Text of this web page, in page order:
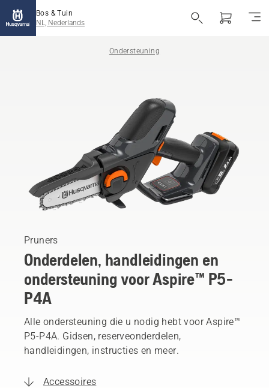
Bos & Tuin
NL, Nederlands
Ondersteuning
Pruners
Onderdelen, handleidingen en
ondersteuning voor Aspire™ P5-
P4A
Alle ondersteuning die u nodig hebt voor Aspire™
P5-P4A. Gidsen, reserveonderdelen,
handleidingen, instructies en meer.
Accessoires